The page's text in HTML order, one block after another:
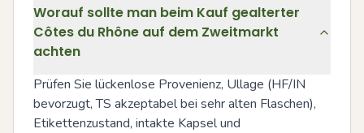
Worauf sollte man beim Kauf gealterter
Côtes du Rhône auf dem Zweitmarkt
achten
Prüfen Sie lückenlose Provenienz, Ullage (HF/IN
bevorzugt, TS akzeptabel bei sehr alten Flaschen),
Etikettenzustand, intakte Kapsel und